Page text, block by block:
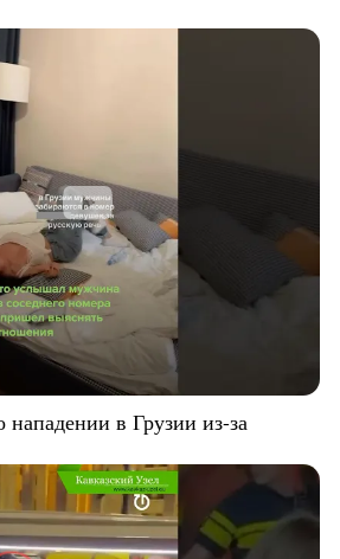
нападении в Грузии из-за